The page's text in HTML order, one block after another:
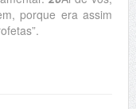
porque era assim